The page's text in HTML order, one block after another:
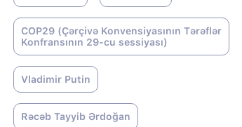
COP29 (Çərçivə Konvensiyasının Tərəflər
Konfransının 29-cu sessiyası)
Vladimir Putin
Rəcəb Tayyib Ərdoğan